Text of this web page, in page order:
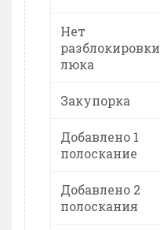
Нет
разблокировки
люка
Закупорка
Добавлено 1
полоскание
Добавлено 2
полоскания